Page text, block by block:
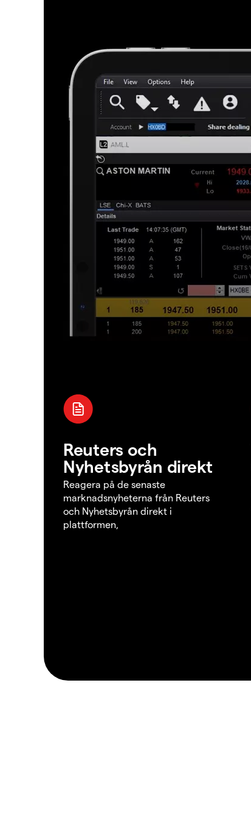
Reuters och
Nyhetsbyrån direkt
Reagera på de senaste
marknadsnyheterna från Reuters
och Nyhetsbyrån direkt i
plattformen,